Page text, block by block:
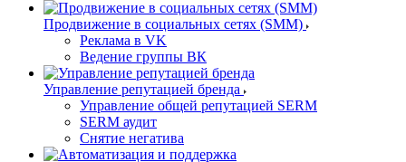
Продвижение в социальных сетях (SMM)
Реклама в VK
Ведение группы ВК
Управление репутацией бренда
Управление общей репутацией SERM
SERM аудит
Снятие негатива